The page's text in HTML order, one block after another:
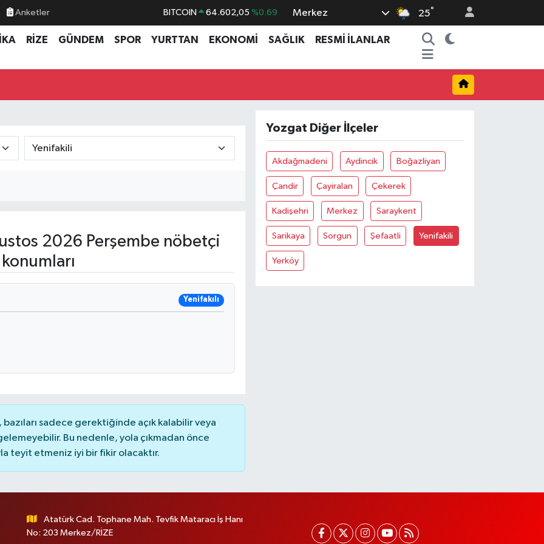
Anketler BITCOIN 64.602,05 %0.69
DOLAR 47,5986 %0.06
GRAM ALTIN 6518.23 %0.39
%48
Merkez 25°
RİZE GÜNDEM SPOR YURTTAN EKONOMİ SAĞLIK
RESMİ İLANLAR
2026 Perşembe nöbetçi
Yenifakılı
sadece gerektiğinde açık kalabilir veya
Bu nedenle, yola çıkmadan önce
teyit etmeniz iyi bir fikir olacaktır.
Yozgat Diğer İlçeler
Akdağmadeni Aydincik Boğazliyan
Çandir Çayiralan Çekerek
Kadişehri Merkez Saraykent
Sarikaya Sorgun Şefaatli Yenifakili
Yerköy
Atatürk Cad. Tophane Mah. Tevfik Mataracı İş Hanı
No: 203 Merkez/RİZE